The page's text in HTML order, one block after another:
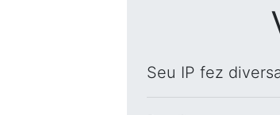
Seu IP fez